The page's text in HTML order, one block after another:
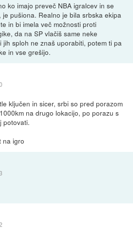
ko imajo preveč NBA igralcev in se
pušiona. Realno je bila srbska ekipa
in bi imela več možnosti proti
da na SP vlačiš same neke
jih sploh ne znaš uporabiti, potem ti pa
in vse grešijo.
ključen in sicer, srbi so pred porazom
na drugo lokacijo, po porazu s
potovati.
na igro